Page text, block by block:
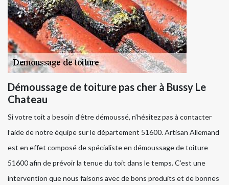
Démoussage de toiture pas cher à Bussy Le
Chateau
Si votre toit a besoin d’être démoussé, n’hésitez pas à contacter
l’aide de notre équipe sur le département 51600. Artisan Allemand
est en effet composé de spécialiste en démoussage de toiture
51600 afin de prévoir la tenue du toit dans le temps. C’est une
intervention que nous faisons avec de bons produits et de bonnes